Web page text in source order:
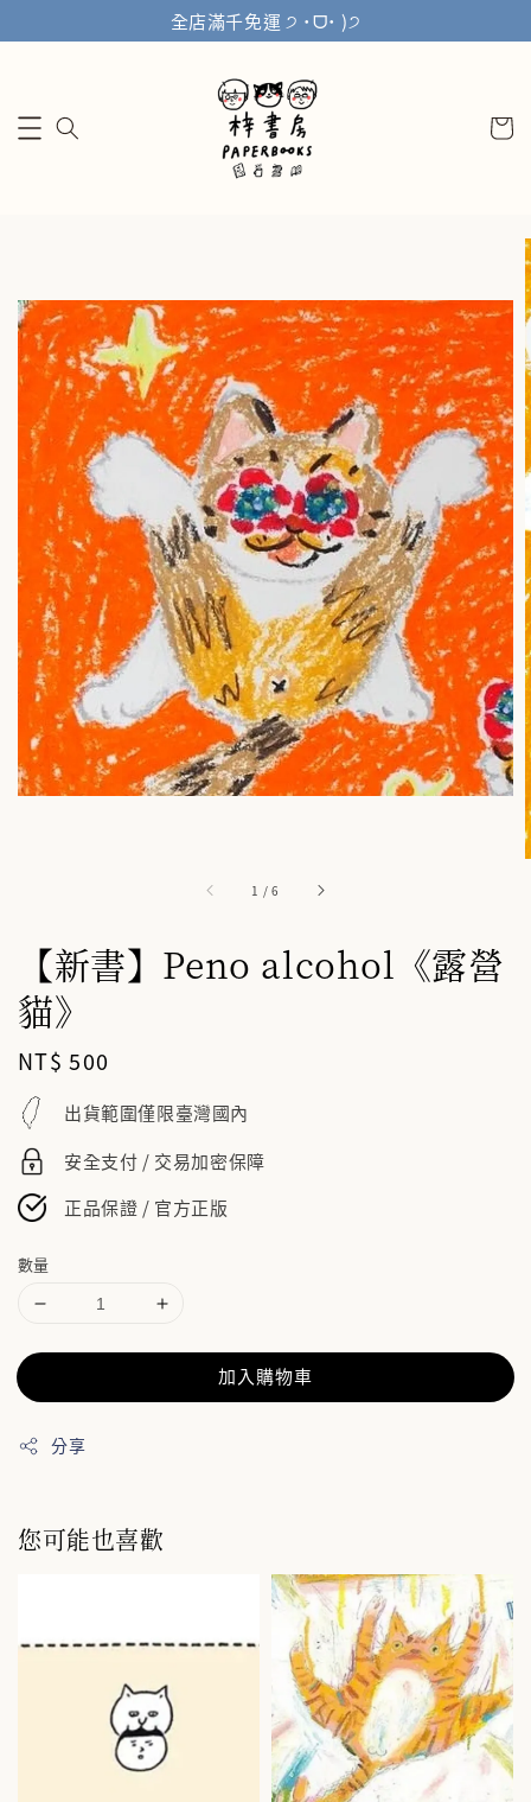
全店滿千免運 ੭ ˙ᗜ˙ )੭
1 /6
【新書】Peno alcohol《露營
貓》
Regular
price
NT$ 500
出貨範圍僅限臺灣國內
安全支付 / 交易加密保障
正品保證 / 官方正版
數量
加入購物車
分享
您可能也喜歡